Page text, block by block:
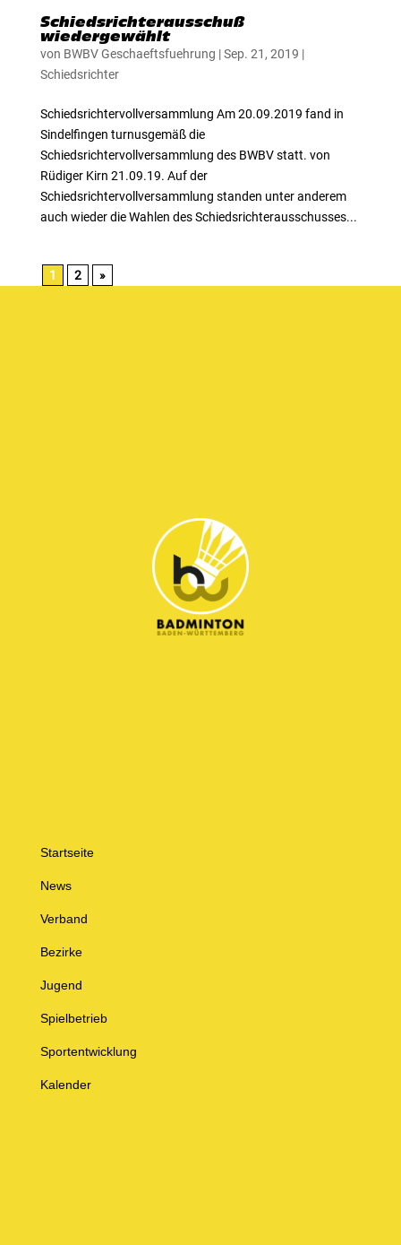
Schiedsrichterausschuß
wiedergewählt
von BWBV Geschaeftsfuehrung |Sep. 21, 2019 |
Schiedsrichter
Schiedsrichtervollversammlung Am 20.09.2019 fand in
Sindelfingen turnusgemäß die
Schiedsrichtervollversammlung des BWBV statt. von
Rüdiger Kirn 21.09.19. Auf der
Schiedsrichtervollversammlung standen unter anderem
auch wieder die Wahlen des Schiedsrichterausschusses...
1 2 »
Startseite
News
Verband
Bezirke
Jugend
Spielbetrieb
Sportentwicklung
Kalender